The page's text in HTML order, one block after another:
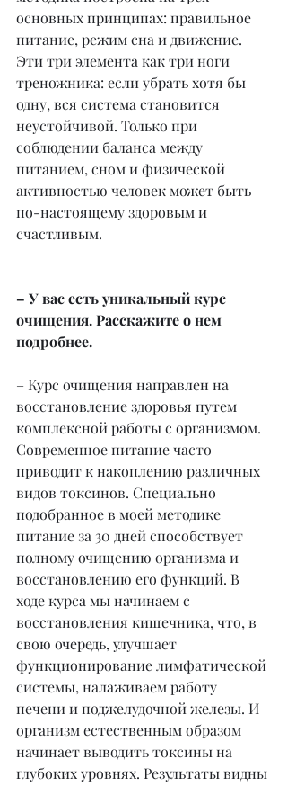
основных принципах: правильное
питание, режим сна и движение.
Эти три элемента как три ноги
треножника: если убрать хотя бы
одну, вся система становится
неустойчивой. Только при
соблюдении баланса между
питанием, сном и физической
активностью человек может быть
по-настоящему здоровым и
счастливым.
– У вас есть уникальный курс
очищения. Расскажите о нем
подробнее.
– Курс очищения направлен на
восстановление здоровья путем
комплексной работы с организмом.
Современное питание часто
приводит к накоплению различных
видов токсинов. Специально
подобранное в моей методике
питание за 30 дней способствует
полному очищению организма и
восстановлению его функций. В
ходе курса мы начинаем с
восстановления кишечника, что, в
свою очередь, улучшает
функционирование лимфатической
системы, налаживаем работу
печени и поджелудочной железы. И
организм естественным образом
начинает выводить токсины на
глубоких уровнях. Результаты видны